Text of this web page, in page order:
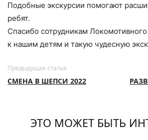
Подобные экскурсии помогают
ребят.
Спасибо сотрудникам
к нашим детям и такую чудесную
Предыдущая статья
СМЕНА В ШЕПСИ 2022
ЭТО МОЖЕТ БЫТЬ